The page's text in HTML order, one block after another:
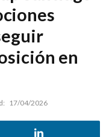
en
17/04/2026